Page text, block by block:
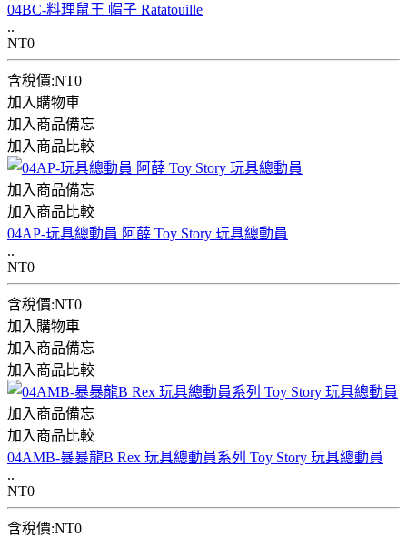
04BC-料理鼠王 帽子 Ratatouille
..
NT0
含稅價:NT0
加入購物車
加入商品備忘
加入商品比較
加入商品備忘
加入商品比較
04AP-玩具總動員 阿薛 Toy Story 玩具總動員
..
NT0
含稅價:NT0
加入購物車
加入商品備忘
加入商品比較
加入商品備忘
加入商品比較
04AMB-暴暴龍B Rex 玩具總動員系列 Toy Story 玩具總動員
..
NT0
含稅價:NT0